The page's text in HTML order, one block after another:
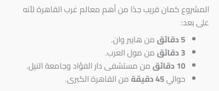
المشروع كمان قريب جدًا من أهم معالم غرب القاهرة لأنه
على بعد:
5دقائقمن هايبر وان.
3 دقائق
من مول العرب.
10 دقائق
من مستشفى دار الفؤاد وجامعة النيل.
حوالي45 دقيقة
من القاهرة الكبرى.